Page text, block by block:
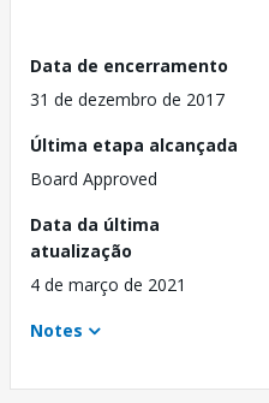
Data de encerramento
31 de dezembro de 2017
Última etapa alcançada
Board Approved
Data da última
atualização
4 de março de 2021
Notes